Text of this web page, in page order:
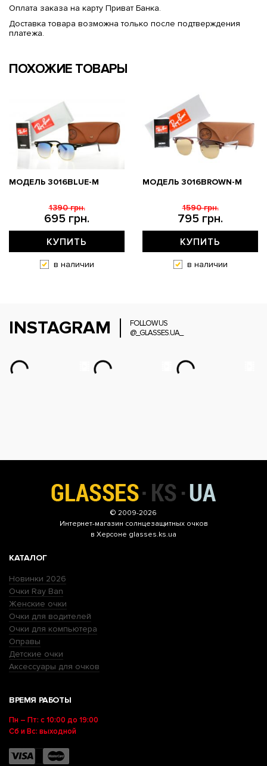
Оплата заказа на карту Приват Банка.
Доставка товара возможна только после подтверждения
платежа.
ПОХОЖИЕ ТОВАРЫ
МОДЕЛЬ 3016BLUE-M
695 грн.
1390 грн.
КУПИТЬ
в наличии
МОДЕЛЬ 3016BROWN-M
795 грн.
1590 грн.
КУПИТЬ
в наличии
INSTAGRAM
FOLLOW US
@_GLASSES.UA_
© 2009-2026
Интернет-магазин солнцезащитных очков
в Херсоне glasses.ks.ua
КАТАЛОГ
Новинки 2026
Очки Ray Ban
Женские очки
Очки для водителей
Очки для компьютера
Оправы
Детские очки
Аксессуары для очков
ВРЕМЯ РАБОТЫ
Пн – Пт: с 10:00 до 19:00
Сб и Вс: выходной